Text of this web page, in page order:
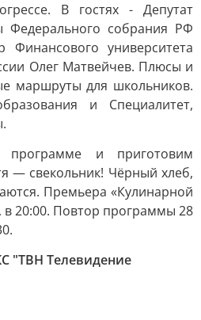
В гостях - Депутат
Федерального собрания РФ
Финансового университета
Олег Матвейчев. Плюсы и
маршруты для школьников.
и Специалитет,
и приготовим
— свекольник! Чёрный хлеб,
Премьера «Кулинарной
в 20:00. Повтор программы 28
"ТВН Телевидение